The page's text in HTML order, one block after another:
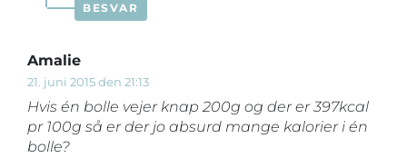
BESVAR
Amalie
21. juni 2015 den 21:13
Hvis én bolle vejer knap 200g og der er 397kcal
pr 100g så er der jo absurd mange kalorier i én
bolle?